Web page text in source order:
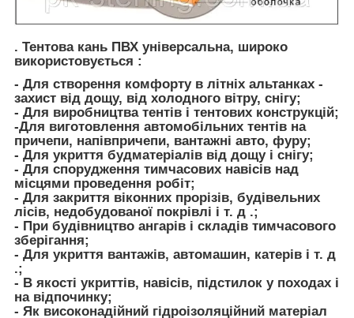
. Тентова кань ПВХ універсальна, широко
використовується :
- Для створення комфорту в літніх альтанках -
захист від дощу, від холодного вітру, снігу;
- Для виробництва тентів і тентових конструкцій;
-Для виготовлення автомобільних тентів на
причепи, напівпричепи, вантажні авто, фуру;
- Для укриття будматеріалів від дощу і снігу;
- Для спорудження тимчасових навісів над
місцями проведення робіт;
- Для закриття віконних прорізів, будівельних
лісів, недобудованої покрівлі і т. д .;
- При будівництво ангарів і складів тимчасового
зберігання;
- Для укриття вантажів, автомашин, катерів і т. д
.;
- В якості укриттів, навісів, підстилок у походах і
на відпочинку;
- Як високонадійний гідроізоляційний матеріал